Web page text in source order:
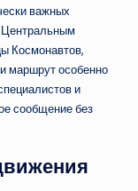
важных
Космонавтов,
маршрут особенно
и
сообщение без